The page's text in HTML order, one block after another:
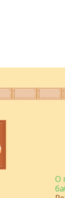
О